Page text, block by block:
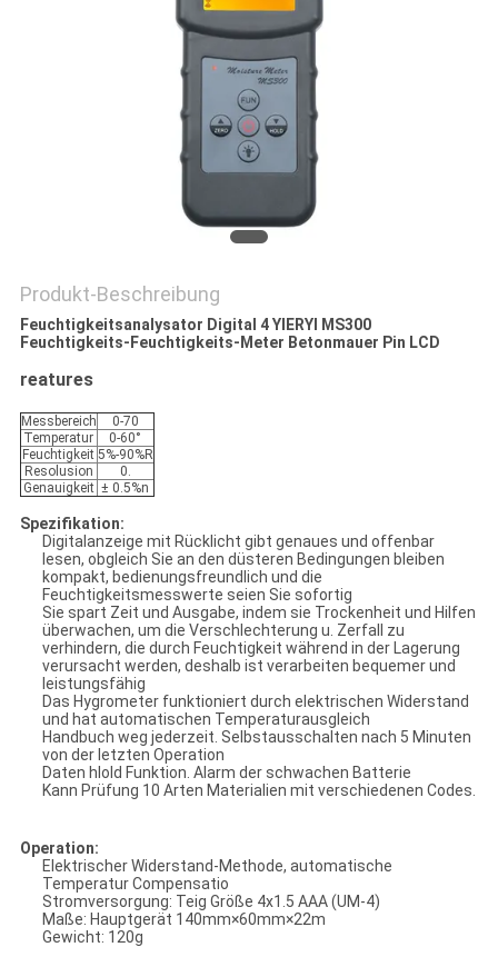
Produkt-Beschreibung
Feuchtigkeitsanalysator Digital 4 YIERYI MS300
Feuchtigkeits-Feuchtigkeits-Meter Betonmauer Pin LCD
reatures
Messbereich
0-70
Temperatur
0-60°
Feuchtigkeit 5%-90%R
Resolusion
0.
Genauigkeit ± 0.5%n
Spezifikation:
Digitalanzeige mit Rücklicht gibt genaues und offenbar
lesen, obgleich Sie an den düsteren Bedingungen bleiben
kompakt, bedienungsfreundlich und die
Feuchtigkeitsmesswerte seien Sie sofortig
Sie spart Zeit und Ausgabe, indem sie Trockenheit und Hilfen
überwachen, um die Verschlechterung u. Zerfall zu
verhindern, die durch Feuchtigkeit während in der Lagerung
verursacht werden, deshalb ist verarbeiten bequemer und
leistungsfähig
Das Hygrometer funktioniert durch elektrischen Widerstand
und hat automatischen Temperaturausgleich
Handbuch weg jederzeit. Selbstausschalten nach 5 Minuten
von der letzten Operation
Daten hlold Funktion. Alarm der schwachen Batterie
Kann Prüfung 10 Arten Materialien mit verschiedenen Codes.
Operation:
Elektrischer Widerstand-Methode, automatische
Temperatur Compensatio
Stromversorgung: Teig Größe 4x1.5 AAA (UM-4)
Maße: Hauptgerät 140mm×60mm×22m
Gewicht: 120g